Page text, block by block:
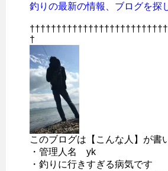
釣りの最新の情報、ブログを探
†
このブログは【こんな人】が書
・管理人名 yk
・釣りに行きすぎる病気です